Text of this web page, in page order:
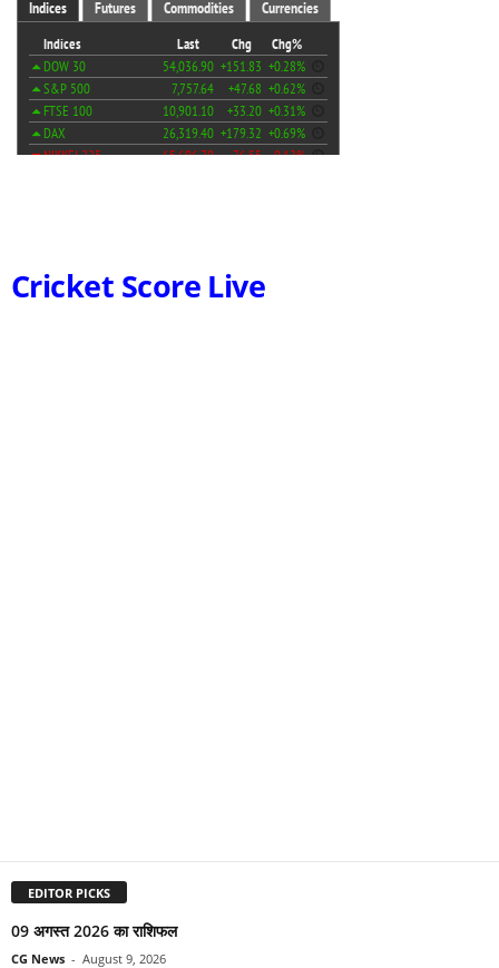
Cricket Score Live
EDITOR PICKS
09 अगस्त 2026 का राशिफल
CG News - August 9, 2026